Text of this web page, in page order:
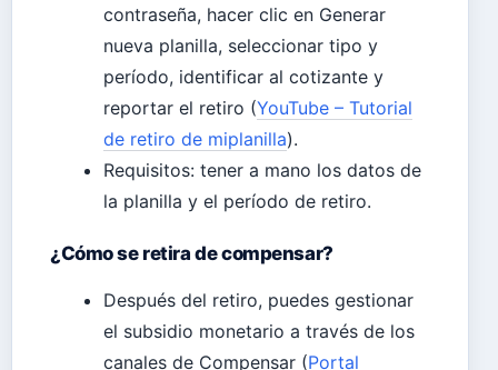
contraseña, hacer clic en Generar
nueva planilla, seleccionar tipo y
período, identificar al cotizante y
reportar el retiro (YouTube – Tutorial
de retiro de miplanilla).
Requisitos: tener a mano los datos de
la planilla y el período de retiro.
¿Cómo se retira de compensar?
Después del retiro, puedes gestionar
el subsidio monetario a través de los
canales de Compensar (Portal